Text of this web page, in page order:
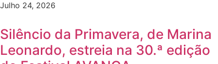
Julho 24, 2026
Silêncio da Primavera, de Marina
Leonardo, estreia na 30.ª edição